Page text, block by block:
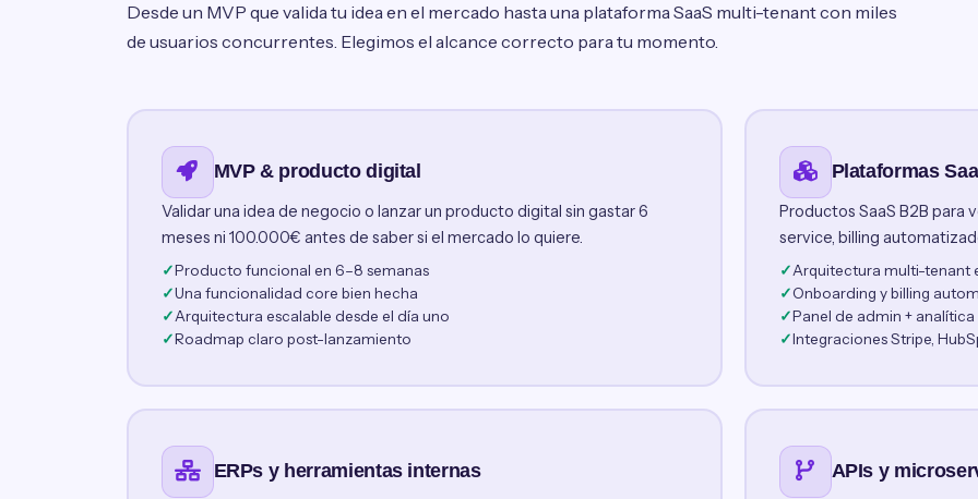
Desde un MVP que valida tu idea en el mercado hasta una plataforma SaaS multi-tenant con miles
de usuarios concurrentes. Elegimos el alcance correcto para tu momento.
MVP & producto digital
Validar una idea de negocio o lanzar un producto digital sin gastar 6
meses ni 100.000€ antes de saber si el mercado lo quiere.
Producto funcional en 6–8 semanas
Una funcionalidad core bien hecha
Arquitectura escalable desde el día uno
Roadmap claro post-lanzamiento
Plataformas
Productos SaaS B2B para
service, billing
Arquitectura multi-tenant
Onboarding y billing
Panel de admin + analítica
Integraciones Stripe,
ERPs y herramientas internas APIs y